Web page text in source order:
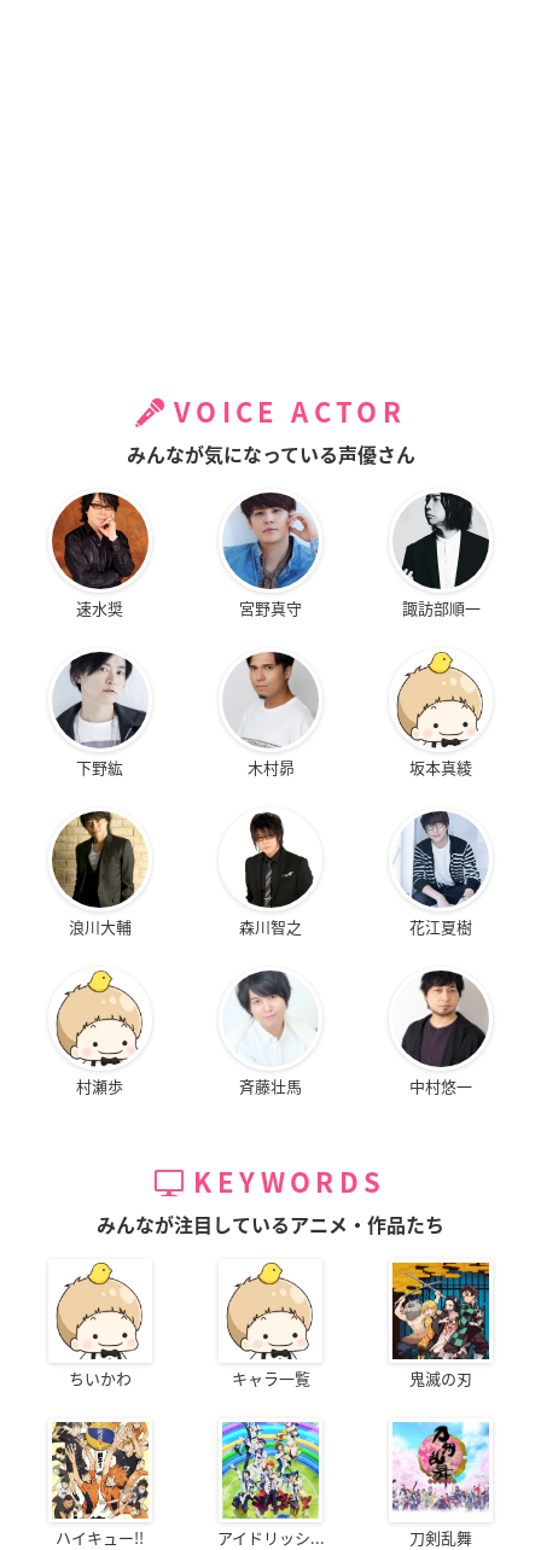
VOICE ACTOR
みんなが気になっている声優さん
速水奨 宮野真守 諏訪部順一
下野紘 木村昴 坂本真綾
浪川大輔 森川智之 花江夏樹
村瀬歩 斉藤壮馬 中村悠一
KEYWORDS
みんなが注目しているアニメ・作品たち
ちいかわ キャラ一覧 鬼滅の刃
ハイキュー!! アイドリッシ... 刀剣乱舞